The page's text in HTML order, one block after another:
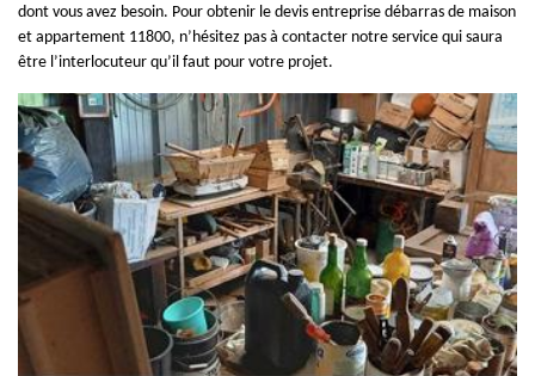
dont vous avez besoin. Pour obtenir le devis entreprise débarras de maison
et appartement 11800, n’hésitez pas à contacter notre service qui saura
être l’interlocuteur qu’il faut pour votre projet.